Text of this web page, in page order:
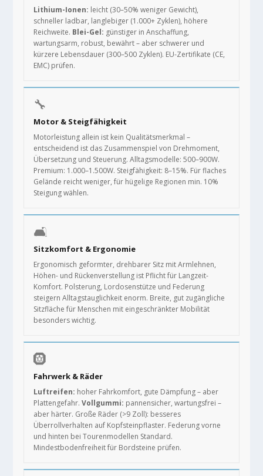
Lithium-Ionen: leicht (30–50% weniger Gewicht),
schneller ladbar, langlebiger (1.000+ Zyklen), höhere
Reichweite. Blei-Gel: günstiger in Anschaffung,
wartungsarm, robust, bewährt – aber schwerer und
kürzere Lebensdauer (300–500 Zyklen). EU-Zertifikate (CE,
EMC) prüfen.
🔧
Motor & Steigfähigkeit
Motorleistung allein ist kein Qualitätsmerkmal –
entscheidend ist das Zusammenspiel von Drehmoment,
Übersetzung und Steuerung. Alltagsmodelle: 500–900W.
Premium: 1.000–1.500W. Steigfähigkeit: 8–15%. Für flaches
Gelände reicht weniger, für hügelige Regionen min. 10%
Steigung wählen.
🛋️
Sitzkomfort & Ergonomie
Ergonomisch geformter, drehbarer Sitz mit Armlehnen,
Höhen- und Rückenverstellung ist Pflicht für Langzeit-
Komfort. Polsterung, Lordosenstütze und Federung
steigern Alltagstauglichkeit enorm. Breite, gut zugängliche
Sitzfläche für Menschen mit eingeschränkter Mobilität
besonders wichtig.
🛞
Fahrwerk & Räder
Luftreifen: hoher Fahrkomfort, gute Dämpfung – aber
Plattengefahr.Vollgummi: pannensicher, wartungsfrei –
aber härter. Große Räder (>9 Zoll): besseres
Überrollverhalten auf Kopfsteinpflaster. Federung vorne
und hinten bei Tourenmodellen Standard.
Mindestbodenfreiheit für Bordsteine prüfen.